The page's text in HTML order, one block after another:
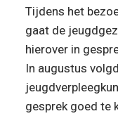
Tijdens het
gaat de
hierover in
In augustus
gesprek goed te